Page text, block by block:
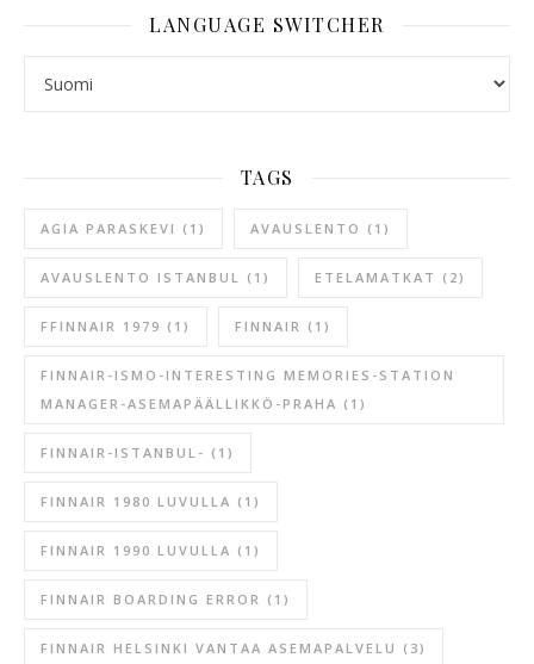
LANGUAGE SWITCHER
TAGS
AGIA PARASKEVI (1) AVAUSLENTO (1)
AVAUSLENTO ISTANBUL (1) ETELAMATKAT (2)
FFINNAIR 1979 (1) FINNAIR (1)
FINNAIR-ISMO-INTERESTING MEMORIES-STATION
MANAGER-ASEMAPÄÄLLIKKÖ-PRAHA (1)
FINNAIR-ISTANBUL- (1)
FINNAIR 1980 LUVULLA (1)
FINNAIR 1990 LUVULLA (1)
FINNAIR BOARDING ERROR (1)
FINNAIR HELSINKI VANTAA ASEMAPALVELU (3)